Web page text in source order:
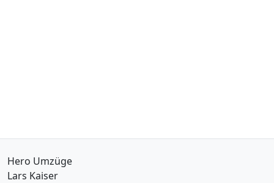
Hero Umzüge
Lars Kaiser